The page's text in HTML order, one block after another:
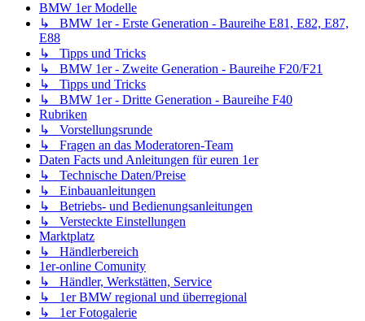
BMW 1er Modelle
↳ BMW 1er - Erste Generation - Baureihe E81, E82, E87,
E88
↳ Tipps und Tricks
↳ BMW 1er - Zweite Generation - Baureihe F20/F21
↳ Tipps und Tricks
↳ BMW 1er - Dritte Generation - Baureihe F40
Rubriken
↳ Vorstellungsrunde
↳ Fragen an das Moderatoren-Team
Daten Facts und Anleitungen für euren 1er
↳ Technische Daten/Preise
↳ Einbauanleitungen
↳ Betriebs- und Bedienungsanleitungen
↳ Versteckte Einstellungen
Marktplatz
↳ Händlerbereich
1er-online Comunity
↳ Händler, Werkstätten, Service
↳ 1er BMW regional und überregional
↳ 1er Fotogalerie